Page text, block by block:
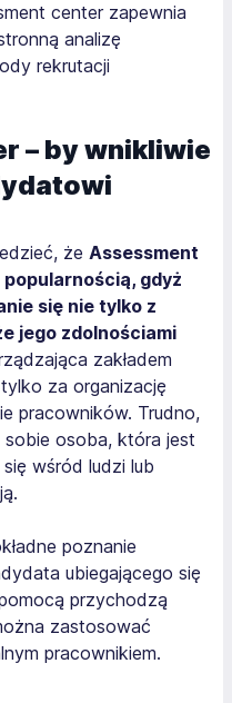
center zapewnia
analizę
rekrutacji
– by wnikliwie
że Assessment
gdyż
się nie tylko z
jego zdolnościami
zakładem
za organizację
pracowników. Trudno,
sobie osoba, która jest
wśród ludzi lub
poznanie
ubiegającego się
przychodzą
zastosować
pracownikiem.